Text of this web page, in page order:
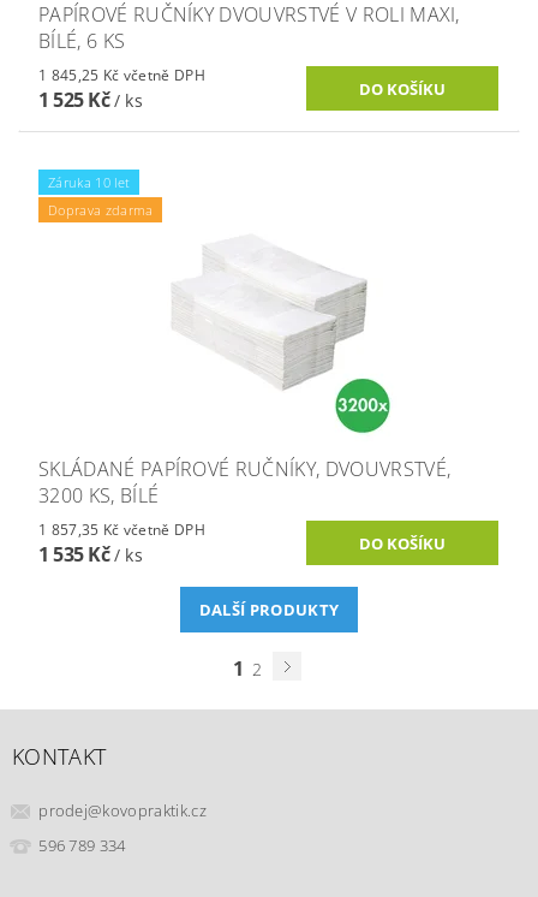
PAPÍROVÉ RUČNÍKY DVOUVRSTVÉ V ROLI MAXI,
BÍLÉ, 6 KS
1 845,25 Kč včetně DPH
1 525 Kč/ ks
Záruka 10 let
Doprava zdarma
SKLÁDANÉ PAPÍROVÉ RUČNÍKY, DVOUVRSTVÉ,
3200 KS, BÍLÉ
1 857,35 Kč včetně DPH
1 535 Kč/ ks
DALŠÍ PRODUKTY
1 2
KONTAKT
prodej@kovopraktik.cz
596 789 334